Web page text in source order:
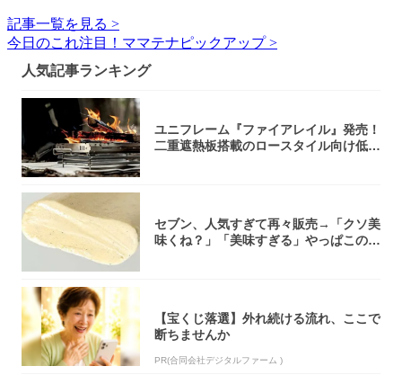
記事一覧を見る >
今日のこれ注目！ママテナピックアップ >
人気記事ランキング
ユニフレーム『ファイアレイル』発売！
二重遮熱板搭載のロースタイル向け低型
セブン、人気すぎて再々販売→「クソ美
味くね？」「美味すぎる」やっぱこのク
【宝くじ落選】外れ続ける流れ、ここで
断ちませんか
PR(合同会社デジタルファーム )